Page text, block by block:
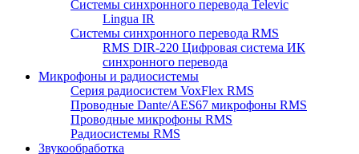
Системы синхронного перевода Televic
Lingua IR
Системы синхронного перевода RMS
RMS DIR-220 Цифровая система ИК
синхронного перевода
Микрофоны и радиосистемы
Серия радиосистем VoxFlex RMS
Проводные Dante/AES67 микрофоны RMS
Проводные микрофоны RMS
Радиосистемы RMS
Звукообработка